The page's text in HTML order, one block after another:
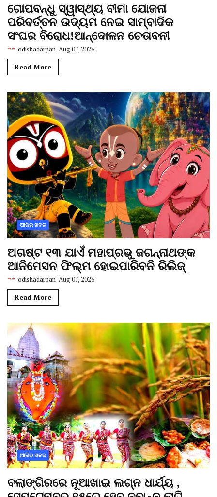
ଗୋପବନ୍ଧୁ ସ୍ୱାସ୍ଥ୍ୟ ବୀମା ଯୋଜନା
ପରିବର୍ତ୍ତନ ଉଦ୍ୟମ ନେଇ ସାମ୍ବାଦିକ
ସଂଘର ବିରୋଧ!ଆନ୍ଦୋଳନ ଚେତାବନୀ
odishadarpan Aug 07, 2026
Read More
ଆଜିର ଖବର
ଅଗଷ୍ଟ ୧୩ ଯାଏଁ ମହାପ୍ରଭୁ ଜଗନ୍ନାଥଙ୍କ
ଆନିମେସନ ଫିଲ୍ମ ହୋଇପାରିବନି ରିଲିଜ୍
odishadarpan Aug 07, 2026
Read More
ଆଜିର ଖବର
ବଲାଙ୍ଗିରରେ ନୂଆଖାଇ ଲଗ୍ନ ଧାର୍ଯ୍ୟ ,